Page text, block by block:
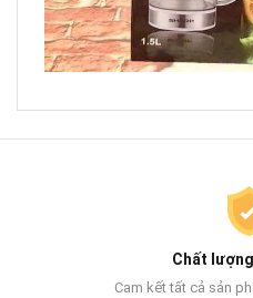
Chất
Cam kết tất cả sản